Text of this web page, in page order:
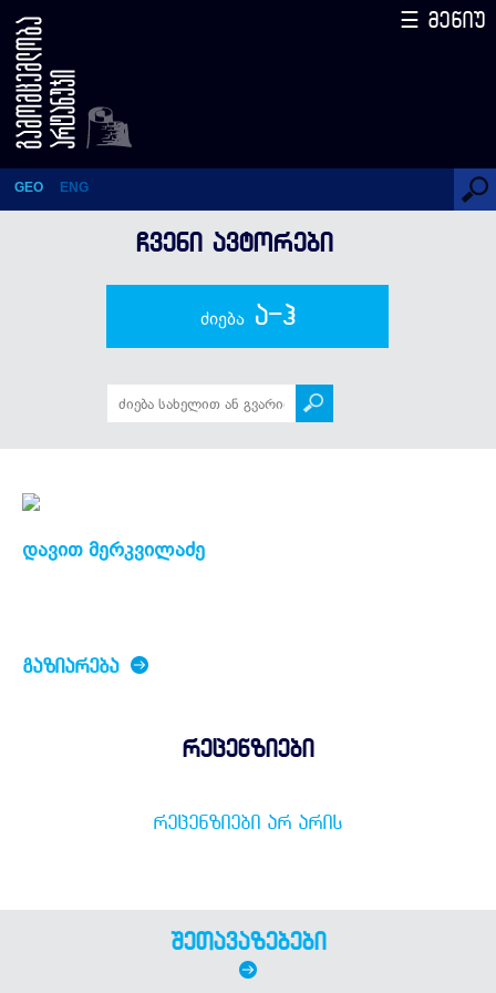
დავით მერკვილაძე
GEO ENG
☰ მენიუ
ᲩᲕᲔᲜᲘ ᲐᲕᲢᲝᲠᲔᲑᲘ
ძიება ა-ჰ
დავით მერკვილაძე
ᲒᲐᲖᲘᲐᲠᲔᲑᲐ
რეცენზიები
ᲠᲔᲪᲔᲜᲖᲘᲔᲑᲘ ᲐᲠ ᲐᲠᲘᲡ
შეთავაზებები